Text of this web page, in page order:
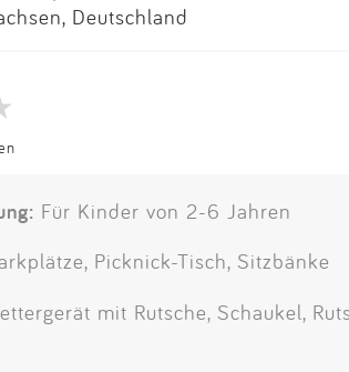
Deutschland
Für Kinder von 2-6 Jahren
Picknick-Tisch, Sitzbänke
mit Rutsche, Schaukel,